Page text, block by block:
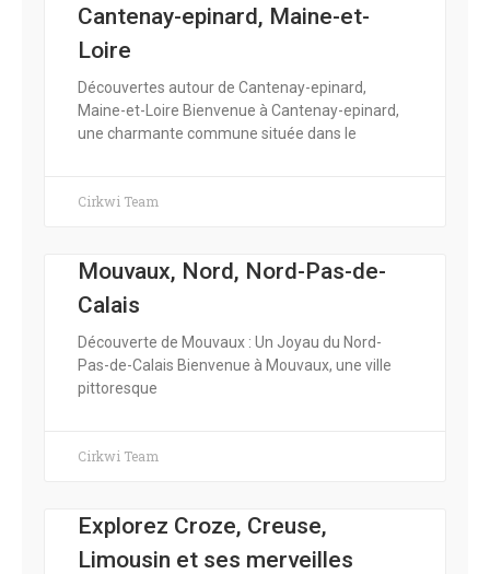
Cantenay-epinard, Maine-et-
Loire
Découvertes autour de Cantenay-epinard,
Maine-et-Loire Bienvenue à Cantenay-epinard,
une charmante commune située dans le
Cirkwi Team
Mouvaux, Nord, Nord-Pas-de-
Calais
Découverte de Mouvaux : Un Joyau du Nord-
Pas-de-Calais Bienvenue à Mouvaux, une ville
pittoresque
Cirkwi Team
Explorez Croze, Creuse,
Limousin et ses merveilles